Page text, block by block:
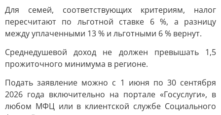
Для семей, соответствующих критериям, налог
пересчитают по льготной ставке 6 %, а разницу
между уплаченными 13 % и льготными 6 % вернут.
Среднедушевой доход не должен превышать 1,5
прожиточного минимума в регионе.
Подать заявление можно с 1 июня по 30 сентября
2026 года включительно на портале «Госуслуги», в
любом МФЦ или в клиентской службе Социального